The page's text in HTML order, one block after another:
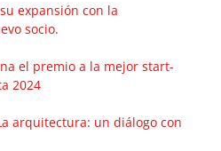
expansión con la
socio.
el premio a la mejor start-
2024
arquitectura: un diálogo con